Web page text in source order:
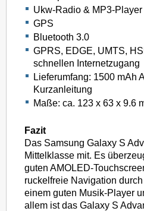
Ukw-Radio & MP3-Player
GPS
Bluetooth 3.0
GPRS, EDGE, UMTS,
schnellen Internetzugang
Lieferumfang: 1500 mAh
Kurzanleitung
Maße: ca. 123 x 63 x 9.6
Fazit
Das Samsung Galaxy S
Mittelklasse mit. Es
guten AMOLED-
ruckelfreie Navigation
einem guten Musik-Player
allem ist das Galaxy S